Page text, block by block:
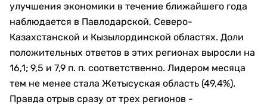
улучшения экономики в течение ближайшего года
наблюдается в Павлодарской, Северо-
Казахстанской и Кызылординской областях. Доли
положительных ответов в этих регионах выросли на
16,1; 9,5 и 7,9 п. п. соответственно. Лидером месяца
тем не менее стала Жетысуская область (49,4%).
Правда отрыв сразу от трех регионов -